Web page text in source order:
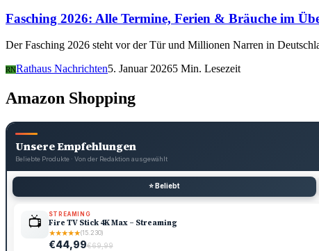
Fasching 2026: Alle Termine, Ferien & Bräuche im
Der Fasching 2026 steht vor der Tür und Millionen Narren in
RNRathaus Nachrichten5. Januar 20265 Min. Lesezeit
Amazon Shopping
Unsere Empfehlungen
Beliebte Produkte · Von der Redaktion ausgewählt
⭐ Beliebt
📺 STREAMING
Fire TV Stick 4K Max – Streaming
★★★★★(15.230)
€44,99€69,99